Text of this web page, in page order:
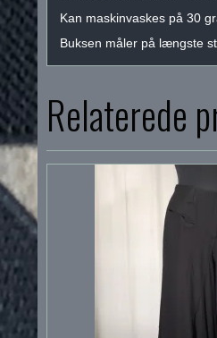
Kan maskinvaskes på 30
Buksen måler på længste
Relaterede